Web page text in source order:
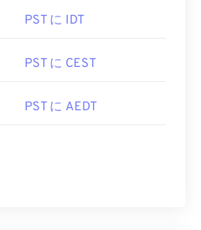
PST に IDT
PST に CEST
PST に AEDT